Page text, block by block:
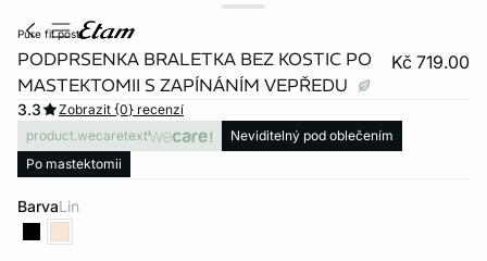
pure fit post
PODPRSENKA BRALETKA BEZ KOSTIC PO
MASTEKTOMII S ZAPÍNÁNÍM VEPŘEDU
Kč 719.00
3.3
Zobrazit {0} recenzí
product.wecaretext
Neviditelný pod oblečením
Po mastektomii
Barva lin